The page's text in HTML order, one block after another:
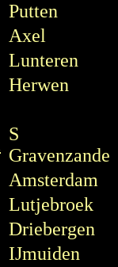
Putten
Axel
Lunteren
Herwen
S
Gravenzande
Amsterdam
Lutjebroek
Driebergen
IJmuiden